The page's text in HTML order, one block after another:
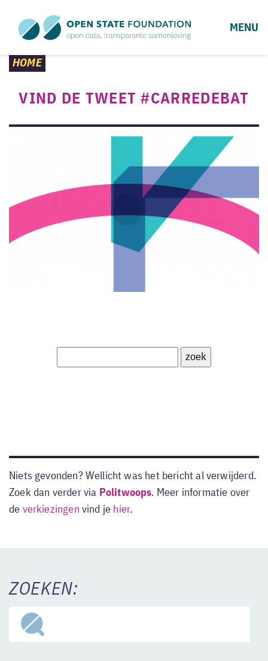
MENU
HOME
VIND DE TWEET #CARREDEBAT
Niets gevonden? Wellicht was het bericht al verwijderd.
Zoek dan verder via Politwoops. Meer informatie over
de verkiezingen vind je hier.
ZOEKEN: